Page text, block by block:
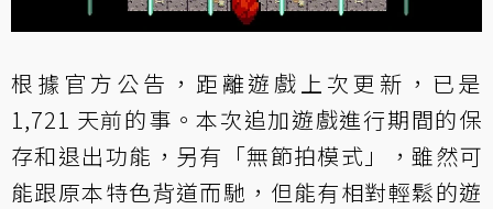
根據官方公告，距離遊戲上次更新，已是
1,721 天前的事。本次追加遊戲進行期間的保
存和退出功能，另有「無節拍模式」，雖然可
能跟原本特色背道而馳，但能有相對輕鬆的遊